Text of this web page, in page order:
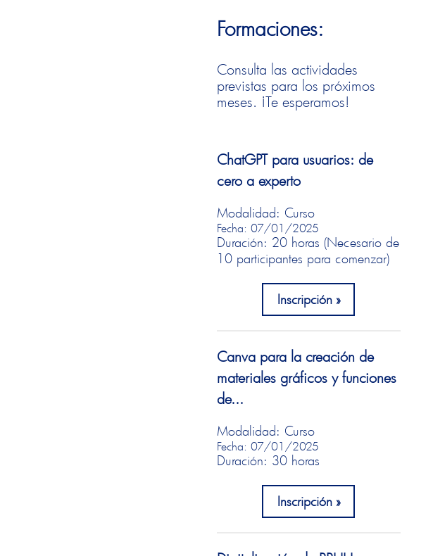
Formaciones:
Consulta las actividades
previstas para los próximos
meses. ¡Te esperamos!
ChatGPT para usuarios: de
cero a experto
Modalidad: Curso
Fecha: 07/01/2025
Duración: 20 horas (Necesario de
10 participantes para comenzar)
Inscripción
Canva para la creación de
materiales gráficos y funciones
de...
Modalidad: Curso
Fecha: 07/01/2025
Duración: 30 horas
Inscripción